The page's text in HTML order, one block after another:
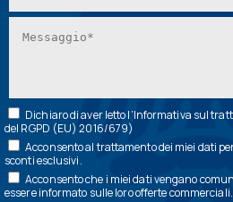
Dichiaro di aver letto l’Informativa sul
del RGPD (EU) 2016/679)
Acconsento al trattamento dei miei dati
sconti esclusivi.
Acconsento che i miei dati vengano
essere informato sulle loro offerte commerciali.